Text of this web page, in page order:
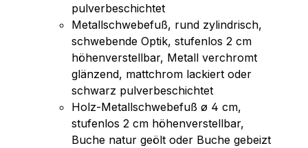
pulverbeschichtet
Metallschwebefuß, rund zylindrisch,
schwebende Optik, stufenlos 2 cm
höhenverstellbar, Metall verchromt
glänzend, mattchrom lackiert oder
schwarz pulverbeschichtet
Holz-Metallschwebefuß ø 4 cm,
stufenlos 2 cm höhenverstellbar,
Buche natur geölt oder Buche gebeizt